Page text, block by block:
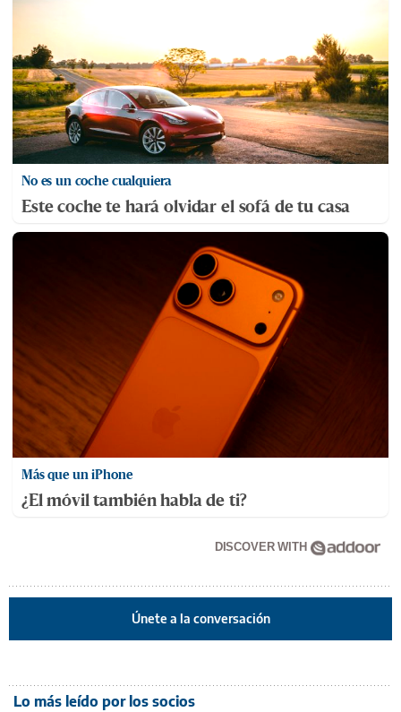
No es un coche cualquiera
Este coche te hará olvidar el sofá de tu casa
Más que un iPhone
¿El móvil también habla de ti?
DISCOVER WITH
Únete a la conversación
Lo más leído por los socios